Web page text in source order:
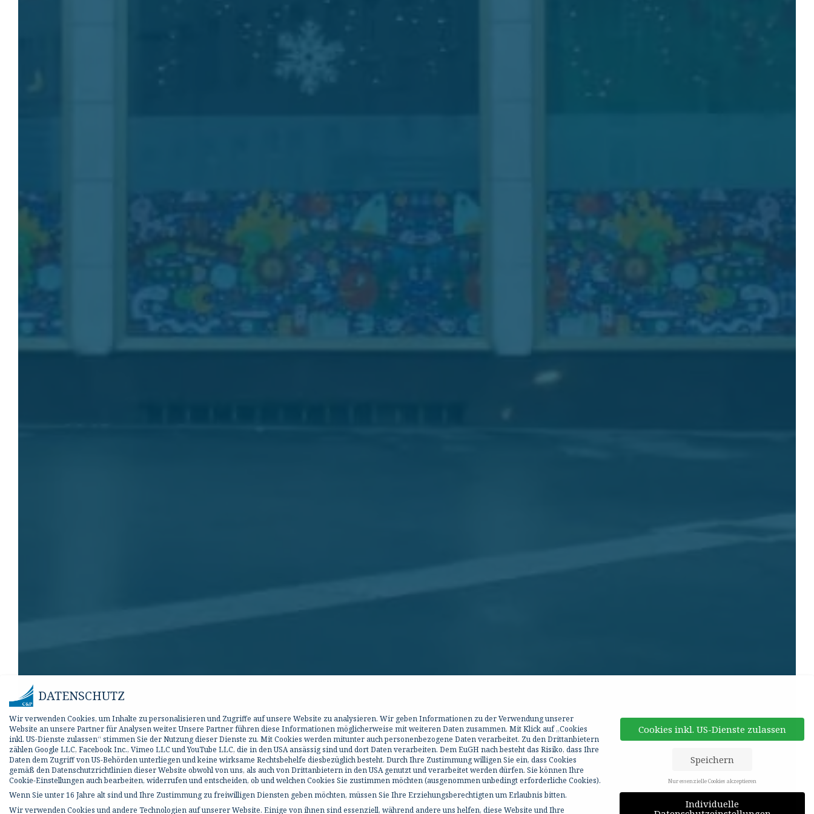
DATENSCHUTZ
Wir verwenden Cookies, um Inhalte zu personalisieren und Zugriffe auf unsere Website zu analysieren. Wir geben Informationen zu der Verwendung unserer
Website an unsere Partner für Analysen weiter. Unsere Partner führen diese Informationen möglicherweise mit weiteren Daten zusammen. Mit Klick auf „Cookies
inkl. US-Dienste zulassen“ stimmen Sie der Nutzung dieser Dienste zu. Mit Cookies werden mitunter auch personenbezogene Daten verarbeitet. Zu den Drittanbietern
zählen Google LLC, Facebook Inc., Vimeo LLC und YouTube LLC, die in den USA ansässig sind und dort Daten verarbeiten. Dem EuGH nach besteht das Risiko, dass Ihre
Daten dem Zugriff von US-Behörden unterliegen und keine wirksame Rechtsbehelfe diesbezüglich besteht. Durch Ihre Zustimmung willigen Sie ein, dass Cookies
gemäß den Datenschutzrichtlinien dieser Website obwohl von uns, als auch von Drittanbietern in den USA genutzt und verarbeitet werden dürfen. Sie können Ihre
Cookie-Einstellungen auch bearbeiten, widerrufen und entscheiden, ob und welchen Cookies Sie zustimmen möchten (ausgenommen unbedingt erforderliche Cookies).
Wenn Sie unter 16 Jahre alt sind und Ihre Zustimmung zu freiwilligen Diensten geben möchten, müssen Sie Ihre Erziehungsberechtigten um Erlaubnis bitten.
Wir verwenden Cookies und andere Technologien auf unserer Website. Einige von ihnen sind essenziell, während andere uns helfen, diese Website und Ihre
Cookies inkl. US-Dienste zulassen
Speichern
Nur essenzielle Cookies akzeptieren
Individuelle